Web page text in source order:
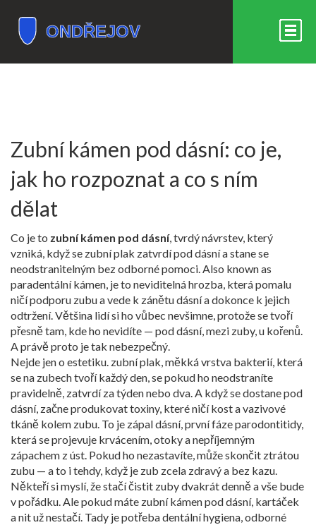
Zubní kámen pod dásní: co je,
jak ho rozpoznat a co s ním
dělat
Co je to zubní kámen pod dásní,tvrdý návrstev, který
vzniká, když se zubní plak zatvrdí pod dásní a stane se
neodstranitelným bez odborné pomoci. Also known as
paradentální kámen, je to neviditelná hrozba, která pomalu
ničí podporu zubu a vede k zánětu dásní a dokonce k jejich
odtržení.Většina lidí si ho vůbec nevšimne, protože se tvoří
přesně tam, kde ho nevidíte — pod dásní, mezi zuby, u kořenů.
A právě proto je tak nebezpečný.
Nejde jen o estetiku. zubní plak,měkká vrstva bakterií, která
se na zubech tvoří každý den, se pokud ho neodstraníte
pravidelně, zatvrdí za týden nebo dva. A když se dostane pod
dásní, začne produkovat toxiny, které ničí kost a vazivové
tkáně kolem zubu. To je zápal dásní,první fáze parodontitidy,
která se projevuje krvácením, otoky a nepříjemným
zápachem z úst. Pokud ho nezastavíte, může skončit ztrátou
zubu — a to i tehdy, když je zub zcela zdravý a bez kazu.
Někteří si myslí, že stačí čistit zuby dvakrát denně a vše bude
v pořádku. Ale pokud máte zubní kámen pod dásní, kartáček
a nit už nestačí. Tady je potřebadentální hygiena,odborné